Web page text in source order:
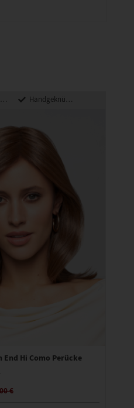
Handgeknüpft
End Hi Como Perücke
€